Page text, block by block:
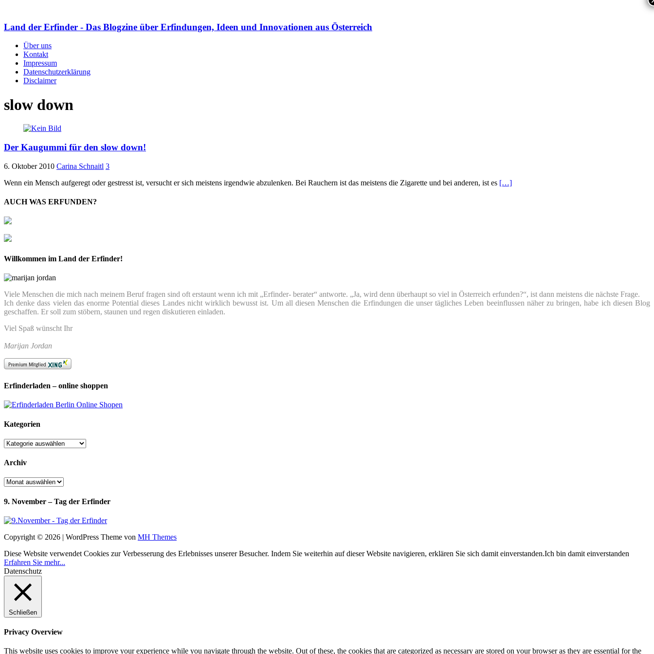
Land der Erfinder - Das Blogzine über Erfindungen, Ideen und Innovationen aus Österreich
Über uns
Kontakt
Impressum
Datenschutzerklärung
Disclaimer
slow down
Der Kaugummi für den slow down!
6. Oktober 2010 Carina Schnaitl 3
Wenn ein Mensch aufgeregt oder gestresst ist, versucht er sich meistens irgendwie abzulenken. Bei Rauchern ist das meistens die Zigarette und bei anderen, ist es […]
AUCH WAS ERFUNDEN?
Willkommen im Land der Erfinder!
Viele Menschen die mich nach meinem Beruf fragen sind oft erstaunt wenn ich mit „Erfinder- berater“ antworte. „Ja, wird denn überhaupt so viel in Österreich erfunden?“, ist dann meistens die nächste Frage.
Ich denke dass vielen das enorme Potential dieses Landes nicht wirklich bewusst ist. Um all diesen Menschen die Erfindungen die unser tägliches Leben beeinflussen näher zu bringen, habe ich diesen Blog
geschaffen. Er soll zum stöbern, staunen und regen diskutieren einladen.
Viel Spaß wünscht Ihr
Marijan Jordan
Erfinderladen – online shoppen
Kategorien
Kategorien
Archiv
Archiv
9. November – Tag der Erfinder
Copyright © 2026 | WordPress Theme von MH Themes
Diese Website verwendet Cookies zur Verbesserung des Erlebnisses unserer Besucher. Indem Sie weiterhin auf dieser Website navigieren, erklären Sie sich damit einverstanden.Ich bin damit einverstanden
Erfahren Sie mehr...
Datenschutz
Schließen
Privacy Overview
This website uses cookies to improve your experience while you navigate through the website. Out of these, the cookies that are categorized as necessary are stored on your browser as they are essential for the